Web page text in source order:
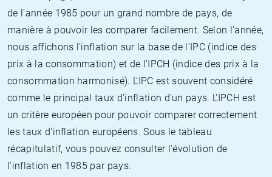
de l'année 1985 pour un grand nombre de pays, de
manière à pouvoir les comparer facilement. Selon l'année,
nous affichons l'inflation sur la base de l'IPC (indice des
prix à la consommation) et de l'IPCH (indice des prix à la
consommation harmonisé). L'IPC est souvent considéré
comme le principal taux d'inflation d'un pays. L'IPCH est
un critère européen pour pouvoir comparer correctement
les taux d'inflation européens. Sous le tableau
récapitulatif, vous pouvez consulter l'évolution de
l'inflation en 1985 par pays.